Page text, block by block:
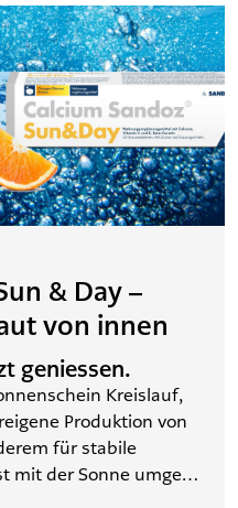
& Day –
von innen
geniessen.
Kreislauf,
Produktion von
für stabile
mit der Sonne umgeht,